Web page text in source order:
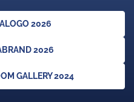
2026
2026
GALLERY 2024